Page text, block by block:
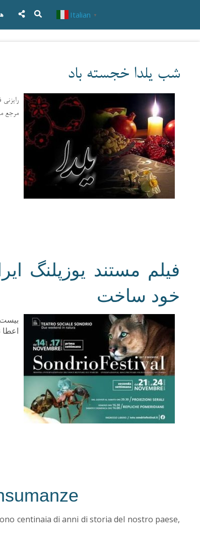
Italian ▼
شب یلدا خجسته باد
رایزنی
مرجع
فیلم مستند یوزپلنگ
خود ساخت
بیست
اعطا
centinaia di anni di storia del nostro paese,